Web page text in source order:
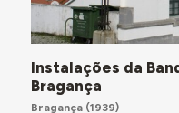
Instalações da
Bragança
Bragança(1939)